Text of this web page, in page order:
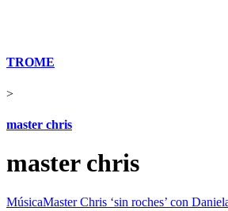
TROME
>
master chris
master chris
MúsicaMaster Chris ‘sin roches’ con